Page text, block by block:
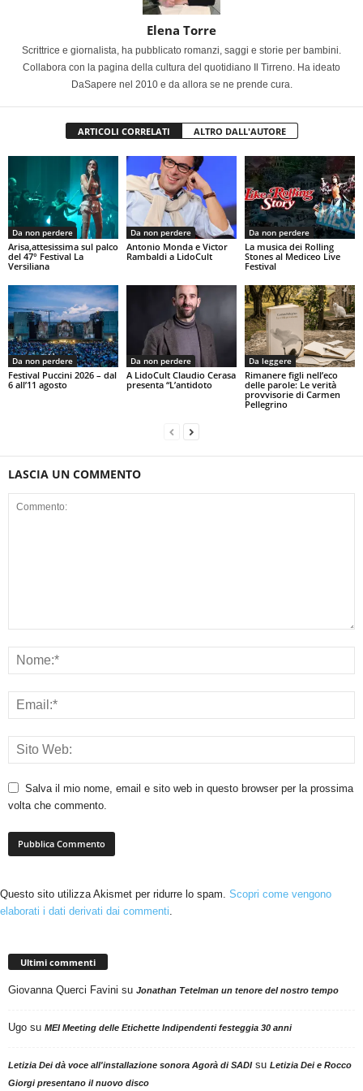
Elena Torre
Scrittrice e giornalista, ha pubblicato romanzi, saggi e storie per bambini.
Collabora con la pagina della cultura del quotidiano Il Tirreno. Ha ideato
DaSapere nel 2010 e da allora se ne prende cura.
ARTICOLI CORRELATI ALTRO DALL'AUTORE
Da non perdere
Arisa,attesissima sul palco
del 47° Festival La
Versiliana
Da non perdere
Antonio Monda e Victor
Rambaldi a LidoCult
Da non perdere
La musica dei Rolling
Stones al Mediceo Live
Festival
Da non perdere
Festival Puccini 2026 – dal
6 all’11 agosto
Da non perdere
A LidoCult Claudio Cerasa
presenta “L’antidoto
Da leggere
Rimanere figli nell’eco
delle parole: Le verità
provvisorie di Carmen
Pellegrino
LASCIA UN COMMENTO
Salva il mio nome, email e sito web in questo browser per la prossima
volta che commento.
Questo sito utilizza Akismet per ridurre lo spam. Scopri come vengono
elaborati i dati derivati dai commenti.
Ultimi commenti
Giovanna Querci Favini su Jonathan Tetelman un tenore del nostro tempo
Ugo su MEI Meeting delle Etichette Indipendenti festeggia 30 anni
Letizia Dei dà voce all'installazione sonora Agorà di SADIsu Letizia Dei e Rocco
Giorgi presentano il nuovo disco